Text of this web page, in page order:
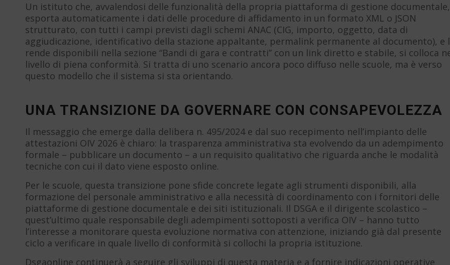
Un istituto che, avvalendosi delle funzionalità della propria piattaforma di gestione documentale,
esporta automaticamente i dati delle procedure di affidamento in un formato XML o JSON
strutturato, con tutti i campi previsti dagli schemi ANAC (CIG, importo, oggetto, data di
aggiudicazione, identificativo della stazione appaltante, permalink permanente al documento), e
rende disponibili nella sezione “Bandi di gara e contratti” con un link diretto e stabile, si colloca
livello di piena conformità. Si tratta di uno scenario ancora poco diffuso nelle scuole, ma è verso
questo modello che il sistema si sta orientando.
UNA TRANSIZIONE DA GOVERNARE CON CONSAPEVOLEZZA
Il messaggio che emerge dalla delibera n. 495/2024 e dal suo recepimento nell’impianto delle
attestazioni OIV 2026 è chiaro: la trasparenza amministrativa sta evolvendo da un adempimento
formale – pubblicare un documento – a un requisito qualitativo che riguarda anche le modalità
tecniche con cui il dato viene esposto online.
Per le scuole, questa transizione pone sfide concrete legate agli strumenti disponibili, alla
formazione del personale amministrativo e alla necessità di coordinamento con i fornitori delle
piattaforme di gestione documentale e dei siti istituzionali. Il DSGA e il dirigente scolastico –
quest’ultimo quale responsabile degli adempimenti sottoposti a verifica OIV – hanno tutto
l’interesse a monitorare questa evoluzione normativa con attenzione, iniziando già dal presente
ciclo a verificare in quale livello di conformità si collochi la propria istituzione.
Dsgaonline continuerà a seguire gli sviluppi di questa materia e a fornire indicazioni operative